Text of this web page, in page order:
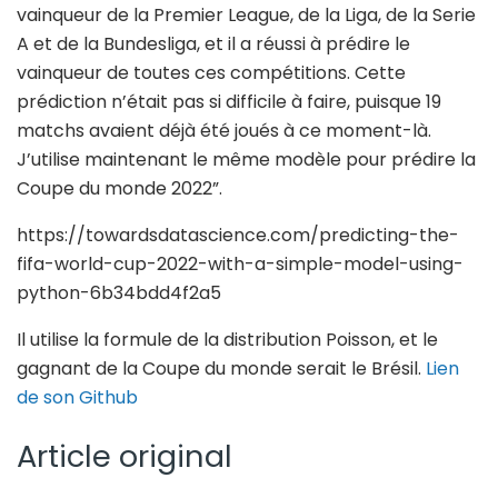
vainqueur de la Premier League, de la Liga, de la Serie
A et de la Bundesliga, et il a réussi à prédire le
vainqueur de toutes ces compétitions. Cette
prédiction n’était pas si difficile à faire, puisque 19
matchs avaient déjà été joués à ce moment-là.
J’utilise maintenant le même modèle pour prédire la
Coupe du monde 2022”.
https://towardsdatascience.com/predicting-the-
fifa-world-cup-2022-with-a-simple-model-using-
python-6b34bdd4f2a5
Il utilise la formule de la distribution Poisson, et le
gagnant de la Coupe du monde serait le Brésil. Lien
de son Github
Article original